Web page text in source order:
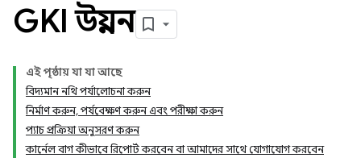
GKI উন্নয়ন
এই পৃষ্ঠায় যা যা আছে
বিদ্যমান নথি পর্যালোচনা করুন
নির্মাণ করুন, পর্যবেক্ষণ করুন এবং পরীক্ষা করুন
প্যাচ প্রক্রিয়া অনুসরণ করুন
কার্নেল বাগ কীভাবে রিপোর্ট করবেন বা আমাদের সাথে যোগাযোগ করবেন